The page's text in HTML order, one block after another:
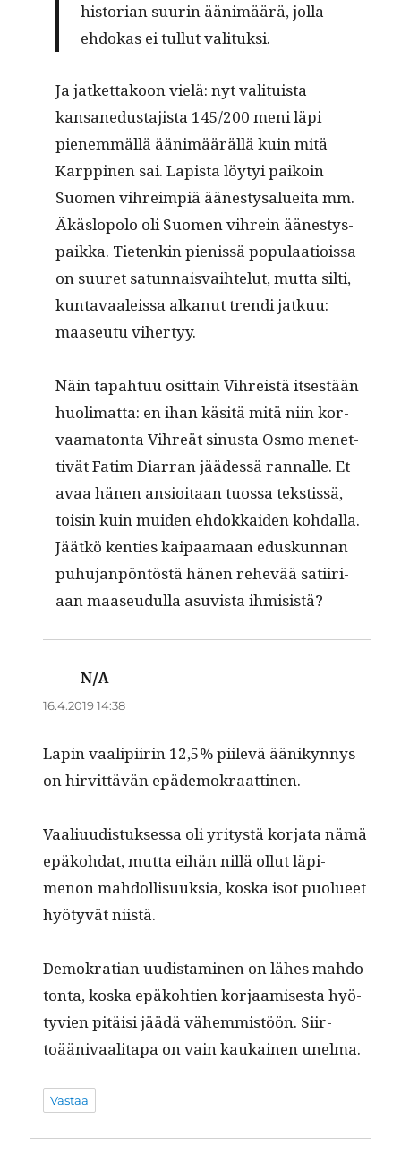
his­to­ri­an suurin ään­imäärä, jol­la
ehdokas ei tul­lut valituksi.
Ja jatket­takoon vielä: nyt val­i­tu­ista
kansane­dus­ta­jista 145/200 meni läpi
pienem­mäl­lä ään­imääräl­lä kuin mitä
Karp­pinen sai. Lapista löy­tyi paikoin
Suomen vihreimpiä äänestysaluei­ta mm.
Äkäs­lopo­lo oli Suomen vihrein äänesty­s­
paik­ka. Tietenkin pienis­sä pop­u­laa­tiois­sa
on suuret sat­un­nais­vai­hte­lut, mut­ta silti,
kun­tavaaleis­sa alka­nut tren­di jatkuu:
maaseu­tu vihertyy.
Näin tapah­tuu osit­tain Vihreistä itses­tään
huoli­mat­ta: en ihan käsitä mitä niin kor­
vaam­a­ton­ta Vihreät sinus­ta Osmo menet­
tivät Fatim Diar­ran jäädessä ran­nalle. Et
avaa hänen ansioitaan tuos­sa tek­stis­sä,
toisin kuin muiden ehdokkaiden kohdal­la.
Jäätkö ken­ties kaipaa­maan eduskun­nan
puhu­jan­pön­töstä hänen rehevää sati­iri­
aan maaseudul­la asu­vista ihmisistä?
N/Asanoo:
16.4.2019 14:38
Lapin vaalipi­irin 12,5% piilevä äänikyn­nys
on hirvit­tävän epädemokraattinen.
Vaal­i­u­ud­is­tuk­ses­sa oli yri­tys­tä kor­ja­ta nämä
epäko­h­dat, mut­ta eihän nil­lä ollut läpi­
menon mah­dol­lisuuk­sia, kos­ka isot puolueet
hyö­tyvät niistä.
Demokra­t­ian uud­is­t­a­mi­nen on läh­es mah­do­
ton­ta, kos­ka epäko­h­tien kor­jaamis­es­ta hyö­
tyvien pitäisi jäädä vähem­mistöön. Siir­
toääni­vaal­i­ta­pa on vain kaukainen unelma.
Vastaa